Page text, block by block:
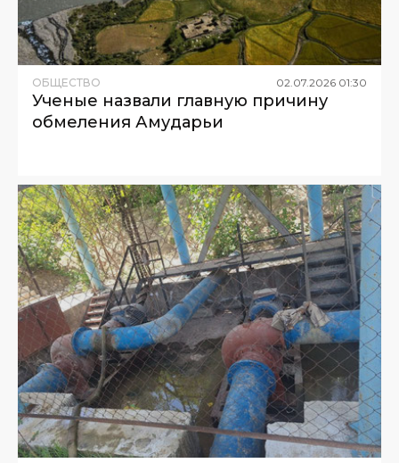
ОБЩЕСТВО 02 07 2026 01:30
Ученые назвали главную причину
обмеления Амударьи